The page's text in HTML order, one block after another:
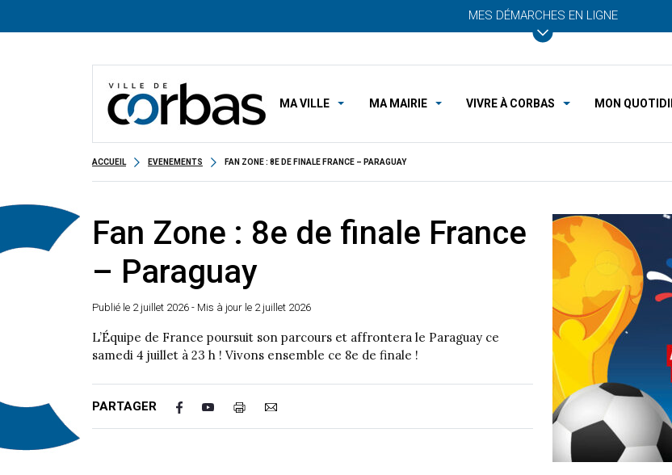
MES DÉMARCHES EN LIGNE
MA VILLE MA MAIRIE VIVRE À CORBAS MON
ACCUEIL EVENEMENTS FAN ZONE : 8E DE FINALE FRANCE – PARAGUAY
Fan Zone : 8e de finale France
– Paraguay
Publié le 2 juillet 2026 - Mis à jour le 2 juillet 2026
L’Équipe de France poursuit son parcours et affrontera le Paraguay ce
samedi 4 juillet à 23 h ! Vivons ensemble ce 8e de finale !
PARTAGER